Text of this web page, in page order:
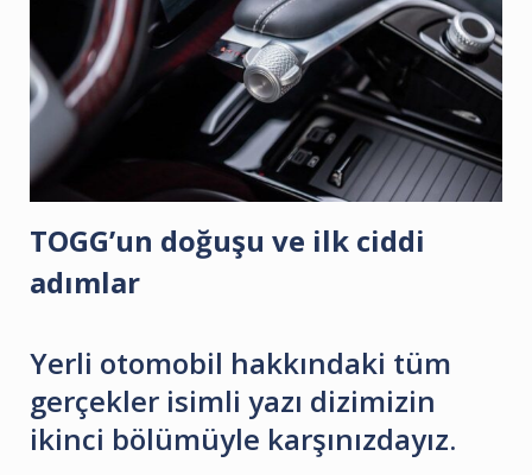
TOGG’un doğuşu ve ilk ciddi
adımlar
Yerli otomobil hakkındaki tüm
gerçekler isimli yazı dizimizin
ikinci bölümüyle karşınızdayız.